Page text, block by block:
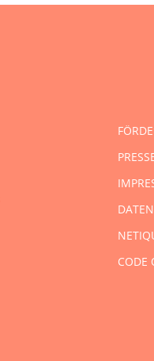
CODE